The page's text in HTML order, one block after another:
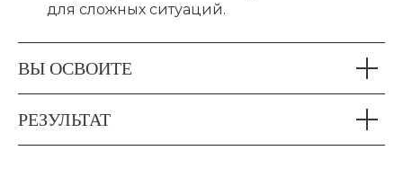
для сложных ситуаций.
ВЫ ОСВОИТЕ
РЕЗУЛЬТАТ